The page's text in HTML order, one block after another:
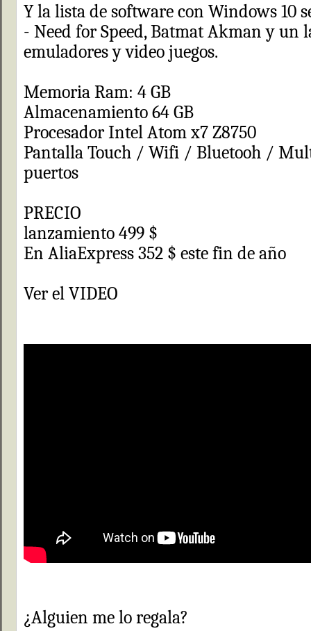
Y la lista de software con Windows 10
- Need for Speed, Batmat Akman y un
emuladores y video juegos.
Memoria Ram: 4 GB
Almacenamiento 64 GB
Procesador Intel Atom x7 Z8750
Pantalla Touch / Wifi / Bluetooh /
puertos
PRECIO
lanzamiento 499 $
En AliaExpress 352 $ este fin de año
Ver el VIDEO
¿Alguien me lo regala?